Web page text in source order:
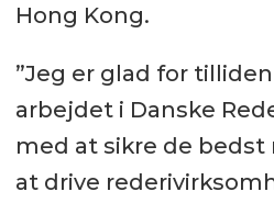
Hong Kong.
”Jeg er glad for
arbejdet i Danske
med at sikre de
at drive